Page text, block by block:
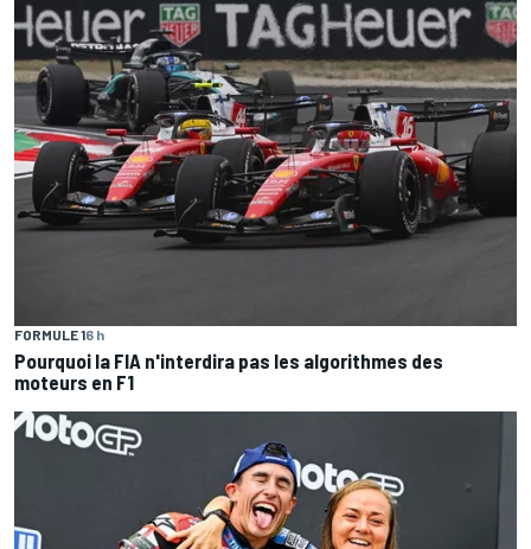
FORMULE 16 h
Pourquoi la FIA n'interdira pas les algorithmes des
moteurs en F1